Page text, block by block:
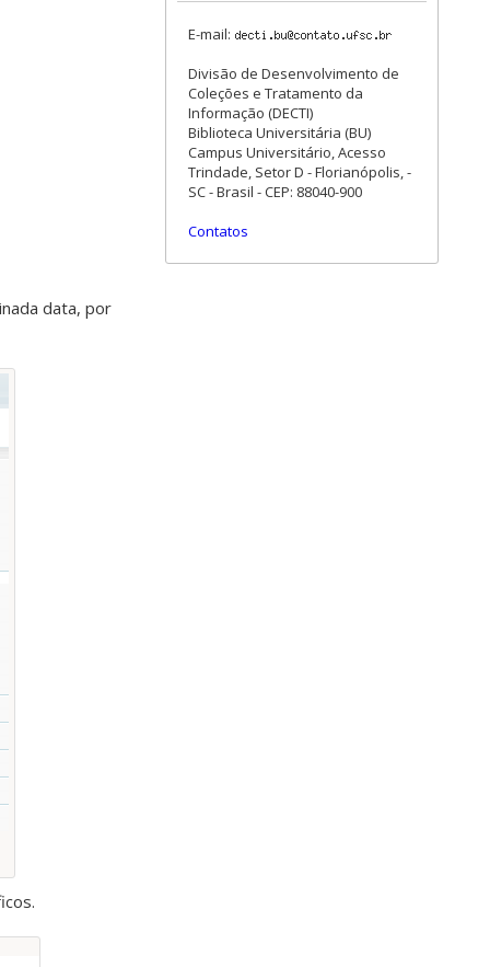
data, por
E-mail:
Divisão de Desenvolvimento de
Coleções e Tratamento da
Informação (DECTI)
Biblioteca Universitária (BU)
Campus Universitário, Acesso
Trindade, Setor D - Florianópolis, -
SC - Brasil - CEP: 88040-900
Contatos